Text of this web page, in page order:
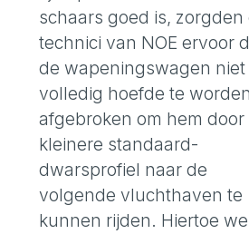
schaars goed is, zorgden
technici van NOE ervoor
de wapeningswagen niet
volledig hoefde te
afgebroken om hem door
kleinere standaard-
dwarsprofiel naar de
volgende vluchthaven te
kunnen rijden. Hiertoe